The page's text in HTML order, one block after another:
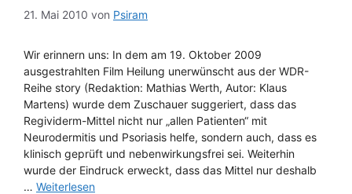
21. Mai 2010 von Psiram
Wir erinnern uns: In dem am 19. Oktober 2009
ausgestrahlten Film Heilung unerwünscht aus der WDR-
Reihe story (Redaktion: Mathias Werth, Autor: Klaus
Martens) wurde dem Zuschauer suggeriert, dass das
Regividerm-Mittel nicht nur „allen Patienten“ mit
Neurodermitis und Psoriasis helfe, sondern auch, dass es
klinisch geprüft und nebenwirkungsfrei sei. Weiterhin
wurde der Eindruck erweckt, dass das Mittel nur deshalb
… Weiterlesen